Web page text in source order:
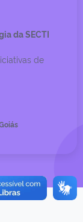
da SECTI
de